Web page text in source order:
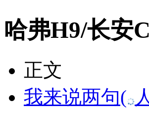
哈弗H9/长安
正文
我来说两句(